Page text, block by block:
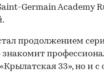
Germain Academy
продолжением
33», но и